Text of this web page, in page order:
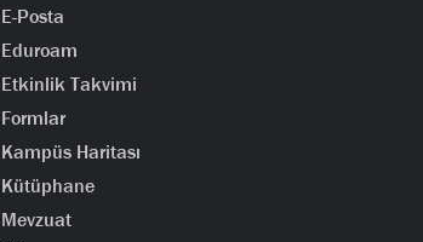
E-Posta
Eduroam
Etkinlik Takvimi
Formlar
Kampüs Haritası
Kütüphane
Mevzuat